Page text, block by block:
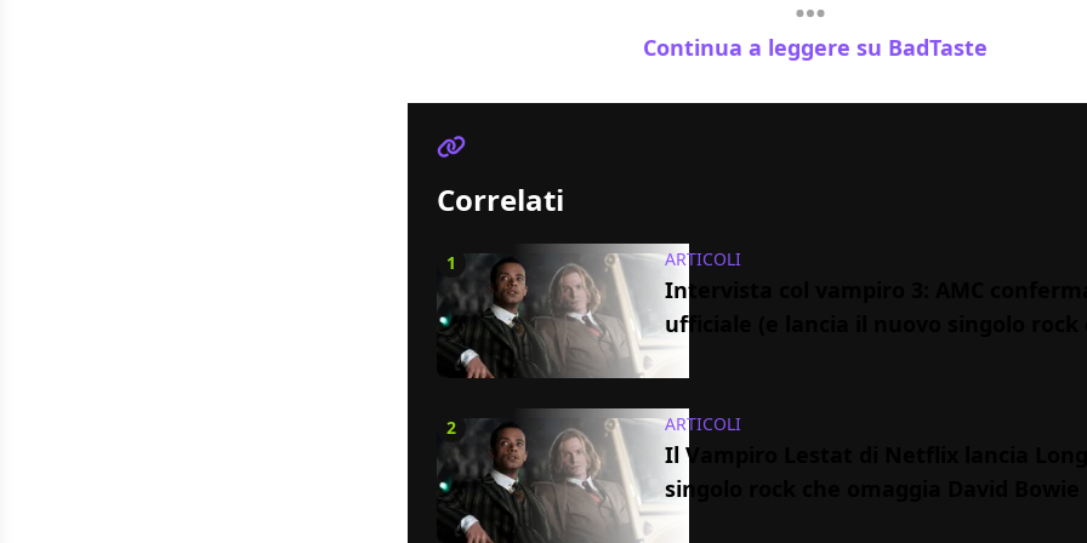
Continua a leggere su BadTaste
Correlati
1 ARTICOLI
Intervista col vampiro 3: AMC
ufficiale (e lancia il nuovo singolo rock
2 ARTICOLI
Il Vampiro Lestat di Netflix lancia Long
singolo rock che omaggia David Bowie